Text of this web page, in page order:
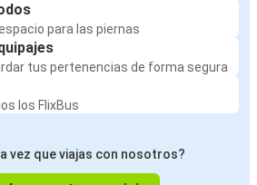
para las piernas
tus pertenencias de forma segura
los FlixBus
vez que viajas con nosotros?